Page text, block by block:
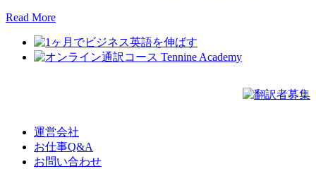
Read More
運営会社
お仕事Q&A
お問い合わせ